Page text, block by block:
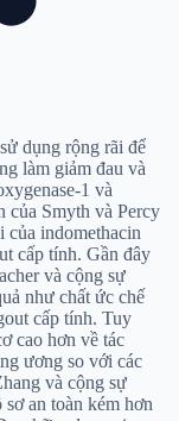
dụng rộng rãi để
làm giảm đau và
1 và
của Smyth và Percy
indomethacin
cấp tính. Gần đây
và cộng sự
như chất ức chế
cấp tính. Tuy
cao hơn về tác
ương so với các
và cộng sự
an toàn kém hơn